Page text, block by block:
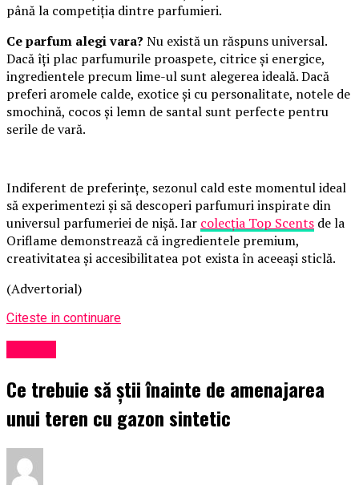
până la competiția dintre parfumieri.
Ce parfum alegi vara? Nu există un răspuns universal.
Dacă îți plac parfumurile proaspete, citrice și energice,
ingredientele precum lime-ul sunt alegerea ideală. Dacă
preferi aromele calde, exotice și cu personalitate, notele de
smochină, cocos și lemn de santal sunt perfecte pentru
serile de vară.
Indiferent de preferințe, sezonul cald este momentul ideal
să experimentezi și să descoperi parfumuri inspirate din
universul parfumeriei de nișă. Iar colecția Top Scents de la
Oriflame demonstrează că ingredientele premium,
creativitatea și accesibilitatea pot exista în aceeași sticlă.
(Advertorial)
Citeste in continuare
Ce trebuie să știi înainte de amenajarea
unui teren cu gazon sintetic